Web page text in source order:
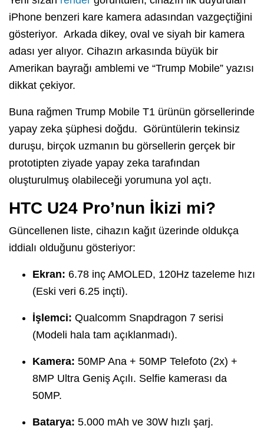
iPhone benzeri kare kamera adasından vazgeçtiğini
gösteriyor. Arkada dikey, oval ve siyah bir kamera
adası yer alıyor. Cihazın arkasında büyük bir
Amerikan bayrağı amblemi ve “Trump Mobile” yazısı
dikkat çekiyor.
Buna rağmen Trump Mobile T1 ürünün görsellerinde
yapay zeka şüphesi doğdu. Görüntülerin tekinsiz
duruşu, birçok uzmanın bu görsellerin gerçek bir
prototipten ziyade yapay zeka tarafından
oluşturulmuş olabileceği yorumuna yol açtı.
HTC U24 Pro’nun İkizi mi?
Güncellenen liste, cihazın kağıt üzerinde oldukça
iddialı olduğunu gösteriyor:
Ekran: 6.78 inç AMOLED, 120Hz tazeleme hızı
(Eski veri 6.25 inçti).
İşlemci: Qualcomm Snapdragon 7 serisi
(Modeli hala tam açıklanmadı).
Kamera: 50MP Ana + 50MP Telefoto (2x) +
8MP Ultra Geniş Açılı. Selfie kamerası da
50MP.
Batarya: 5.000 mAh ve 30W hızlı şarj.